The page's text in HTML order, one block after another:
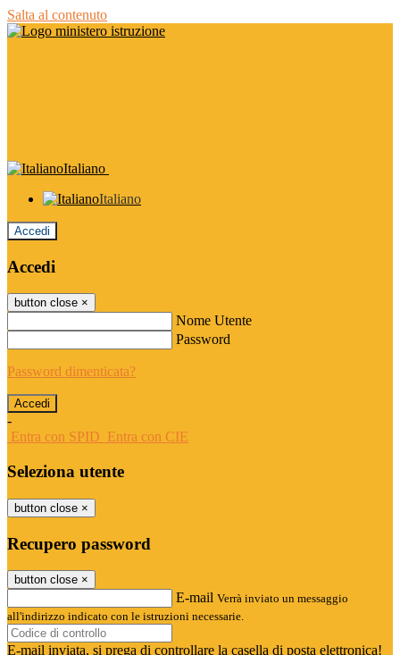
Salta al contenuto
Italiano
Italiano
Accedi
Accedi
button close ×
Nome Utente
Password
Password dimenticata?
-
Entra con SPID Entra con CIE
Seleziona utente
button close ×
Recupero password
button close ×
E-mail Verrà inviato un messaggio
all'indirizzo indicato con le istruzioni necessarie.
E-mail inviata, si prega di controllare la casella di posta elettronica!